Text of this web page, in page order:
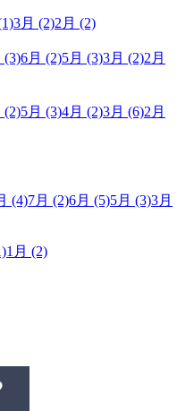
3月 (2)2月 (2)
(3)6月 (2)5月 (3)3月 (2)2月
(2)5月 (3)4月 (2)3月 (6)2月
(4)7月 (2)6月 (5)5月 (3)3月
1月 (2)